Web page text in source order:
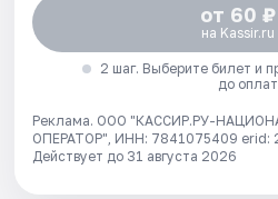
от 60 ₽
на Kassir.ru
2 шаг. Выберите билет и
до
Реклама. ООО "КАССИР.РУ-
ОПЕРАТОР", ИНН: 7841075409 erid:
Действует до 31 августа 2026